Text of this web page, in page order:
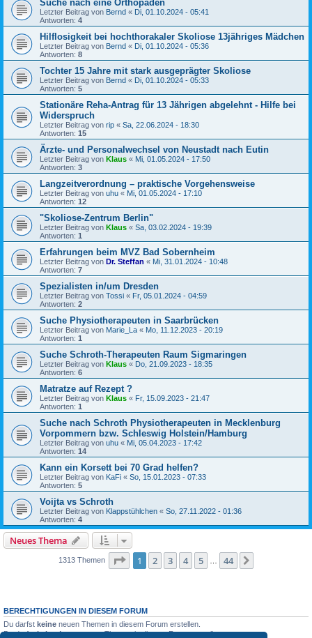
Suche nach eine Orthopäden
Letzter Beitrag von Bernd « Di, 01.10.2024 - 05:41
Antworten: 4
Hilflosigkeit bei hochthorakaler Skoliose 13jähriges Mädchen
Letzter Beitrag von Bernd « Di, 01.10.2024 - 05:36
Antworten: 8
Tochter 15 Jahre mit stark ausgeprägter Skoliose
Letzter Beitrag von Bernd « Di, 01.10.2024 - 05:33
Antworten: 5
Stationäre Reha-Antrag für 13 Jährigen abgelehnt - Hilfe bei
Widerspruch
Letzter Beitrag von rip « Sa, 22.06.2024 - 18:30
Antworten: 15
Ärzte- und Personalwechsel von Neustadt nach Eutin
Letzter Beitrag von Klaus « Mi, 01.05.2024 - 17:50
Antworten: 3
Langzeitverordnung – praktische Vorgehensweise
Letzter Beitrag von uhu « Mi, 01.05.2024 - 17:10
Antworten: 12
"Skoliose-Zentrum Berlin"
Letzter Beitrag von Klaus « Sa, 03.02.2024 - 19:39
Antworten: 1
Erfahrungen beim MVZ Bad Sobernheim
Letzter Beitrag von Dr. Steffan « Mi, 31.01.2024 - 10:48
Antworten: 7
Spezialisten in/um Dresden
Letzter Beitrag von Tossi « Fr, 05.01.2024 - 04:59
Antworten: 2
Suche Physiotherapeuten in Saarbrücken
Letzter Beitrag von Marie_La « Mo, 11.12.2023 - 20:19
Antworten: 1
Suche Schroth-Therapeuten Raum Sigmaringen
Letzter Beitrag von Klaus « Do, 21.09.2023 - 18:35
Antworten: 6
Matratze auf Rezept ?
Letzter Beitrag von Klaus « Fr, 15.09.2023 - 21:47
Antworten: 1
Suche nach Schroth Physiotherapeuten in Mecklenburg
Vorpommern bzw. Schleswig Holstein/Hamburg
Letzter Beitrag von uhu « Mi, 05.04.2023 - 17:42
Antworten: 14
Kann ein Korsett bei 70 Grad helfen?
Letzter Beitrag von KaFi « So, 15.01.2023 - 07:33
Antworten: 5
Voijta vs Schroth
Letzter Beitrag von Klappstühlchen « So, 27.11.2022 - 01:36
Antworten: 4
Neues Thema
1313 Themen Seite 1von 44
1 2 3 4 5 44
BERECHTIGUNGEN IN DIESEM FORUM
Du darfst keine neuen Themen in diesem Forum erstellen.
Du darfstkeineAntworten zu Themen in diesem Forum erstellen.